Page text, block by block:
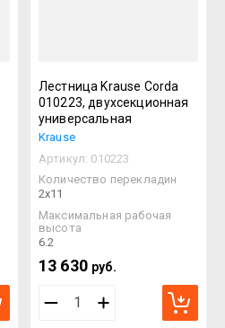
Лестница Krause Corda
010223, двухсекционная
универсальная
Krause
Артикул: 010223
Количество перекладин
2х11
Максимальная рабочая
высота
6.2
13 630 руб.